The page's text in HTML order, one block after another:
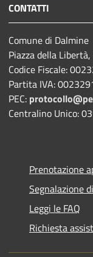
CONTATTI
Comune di Dalmine
Piazza della
Codice Fiscale:
Partita IVA:
PEC:
Centralino Unico:
Prenotazione
Segnalazione
Leggi le FAQ
Richiesta